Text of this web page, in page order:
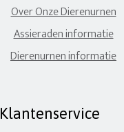
Over Onze Dierenurnen
Assieraden informatie
Dierenurnen informatie
Klantenservice